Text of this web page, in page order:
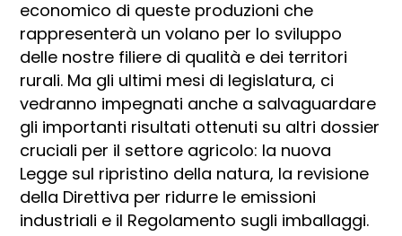
economico di queste produzioni che
rappresenterà un volano per lo sviluppo
delle nostre filiere di qualità e dei territori
rurali. Ma gli ultimi mesi di legislatura, ci
vedranno impegnati anche a salvaguardare
gli importanti risultati ottenuti su altri dossier
cruciali per il settore agricolo: la nuova
Legge sul ripristino della natura, la revisione
della Direttiva per ridurre le emissioni
industriali e il Regolamento sugli imballaggi.